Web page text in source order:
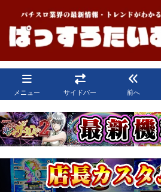
メニュー サイドバー 前へ